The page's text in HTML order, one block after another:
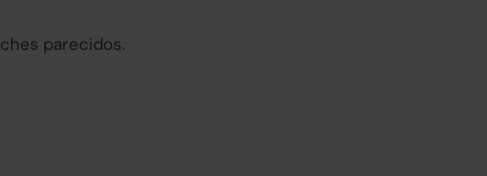
parecidos.